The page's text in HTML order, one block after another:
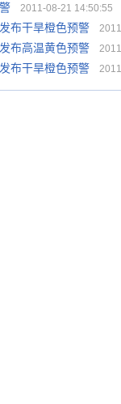
2011-08-21 14:50:55
布干旱橙色预警
布高温黄色预警
布干旱橙色预警